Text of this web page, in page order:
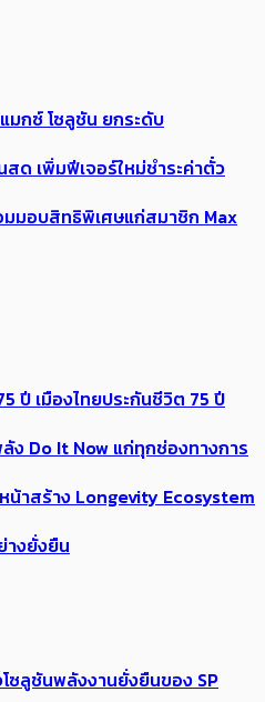
มกซ์ โซลูชัน ยกระดับ
ด เพิ่มฟีเจอร์ใหม่ชำระค่าตั๋ว
มอบสิทธิพิเศษแก่สมาชิก Max
ปี เมืองไทยประกันชีวิต 75 ปี
Do It Now แก่ทุกช่องทางการ
น้าสร้าง Longevity Ecosystem
งยั่งยืน
ซลูชันพลังงานยั่งยืนของ SP